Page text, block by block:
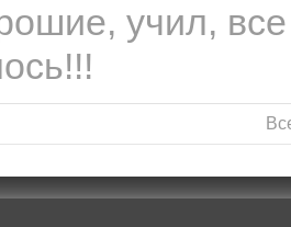
учил,